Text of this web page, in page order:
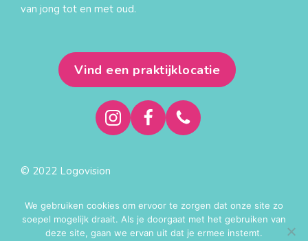
van jong tot en met oud.
Vind een praktijklocatie
© 2022 Logovision
Algemene voorwaarden
We gebruiken cookies om ervoor te zorgen dat onze site zo
soepel mogelijk draait. Als je doorgaat met het gebruiken van
deze site, gaan we ervan uit dat je ermee instemt.